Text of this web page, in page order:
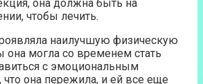
она должна быть на
чтобы лечить.
наилучшую физическую
она могла со временем стать
с эмоциональным
что она пережила, и ей все еще